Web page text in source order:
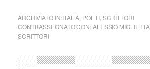
ARCHIVIATO IN:ITALIA, POETI, SCRITTORI
CONTRASSEGNATO CON:ALESSIO MIGLIETTA,
SCRITTORI